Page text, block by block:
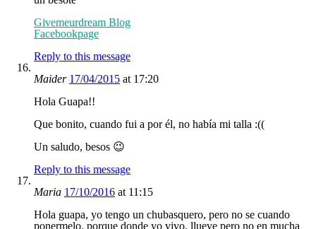
Givemeurdream Blog
Facebookpage
Reply to this message
Maider 17/04/2015 at 17:20
Hola Guapa!!
Que bonito, cuando fui a por él, no había mi talla :((
Un saludo, besos 😉
Reply to this message
Maria 17/10/2016 at 11:15
Hola guapa, yo tengo un chubasquero, pero no se cuando
ponermelo. porque donde yo vivo, llueve pero no en mucha